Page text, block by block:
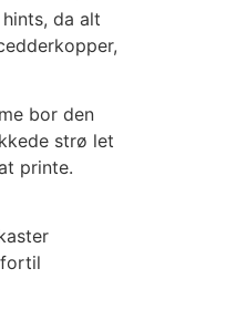
da alt
bor den
strø let
printe.